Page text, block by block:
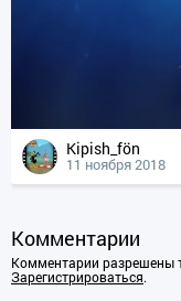
Kipish_fön
11 ноября 2018
Комментарии
Комментарии разрешены
Зарегистрироваться.